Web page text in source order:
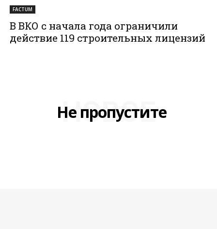
FACTUM
В ВКО с начала года ограничили
действие 119 строительных лицензий
Не пропустите
НОВОЕ